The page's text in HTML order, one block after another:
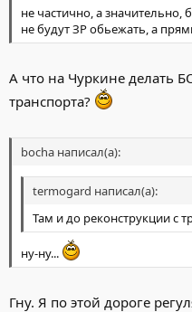
не частично, а значительно,
не будут ЗР обьежать, а
А что на Чуркине делать
транспорта?
bocha написал(а):
termogard написал(а):
Там и до реконструкции с
ну-ну...
Гну. Я по этой дороге